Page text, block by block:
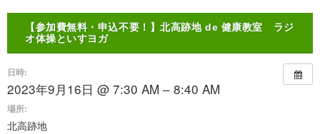
【参加費無料・申込不要！】北高跡地 de 健康教室 ラジ
オ体操といすヨガ
日時:
2023年9月16日 @ 7:30 AM – 8:40 AM
場所:
北高跡地